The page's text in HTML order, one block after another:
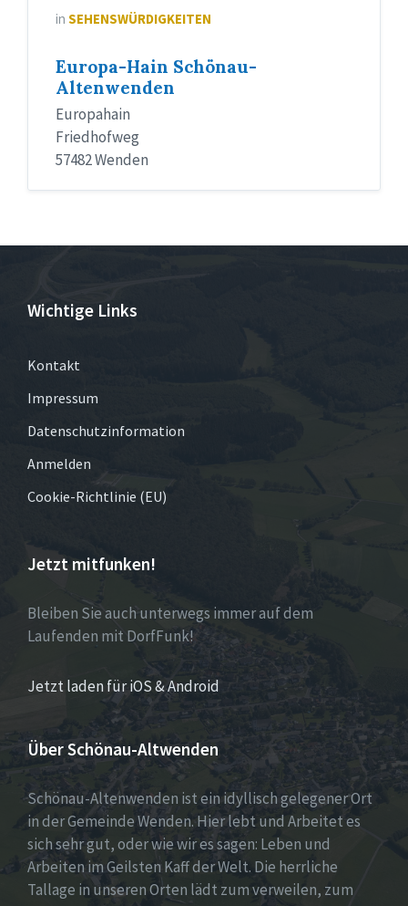
in SEHENSWÜRDIGKEITEN
Europa-Hain Schönau-
Altenwenden
Europahain
Friedhofweg
57482 Wenden
Wichtige Links
Kontakt
Impressum
Datenschutzinformation
Anmelden
Cookie-Richtlinie (EU)
Jetzt mitfunken!
Bleiben Sie auch unterwegs immer auf dem
Laufenden mit DorfFunk!
Jetzt laden für iOS & Android
Über Schönau-Altwenden
Schönau-Altenwenden ist ein idyllisch gelegener Ort
in der Gemeinde Wenden. Hier lebt und Arbeitet es
sich sehr gut, oder wie wir es sagen: Leben und
Arbeiten im Geilsten Kaff der Welt. Die herrliche
Tallage in unseren Orten lädt zum verweilen, zum